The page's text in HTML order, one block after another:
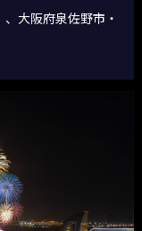
大阪府泉佐野市・